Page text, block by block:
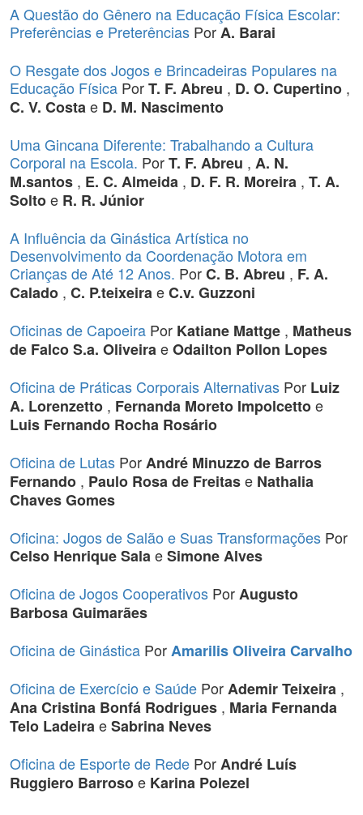
A Questão do Gênero na Educação Física Escolar:
Preferências e Preterências PorA. Barai
O Resgate dos Jogos e Brincadeiras Populares na
Educação Física PorT. F. Abreu , D. O. Cupertino ,
C. V. Costae D. M. Nascimento
Uma Gincana Diferente: Trabalhando a Cultura
Corporal na Escola. PorT. F. Abreu , A. N.
M.santos , E. C. Almeida , D. F. R. Moreira , T. A.
Soltoe R. R. Júnior
A Influência da Ginástica Artística no
Desenvolvimento da Coordenação Motora em
Crianças de Até 12 Anos. PorC. B. Abreu , F. A.
Calado , C. P.teixeiraeC.v. Guzzoni
Oficinas de Capoeira Por Katiane Mattge , Matheus
de Falco S.a. OliveiraeOdailton Pollon Lopes
Oficina de Práticas Corporais Alternativas Por Luiz
A. Lorenzetto , Fernanda Moreto Impolcettoe
Luis Fernando Rocha Rosário
Oficina de Lutas PorAndré Minuzzo de Barros
Fernando , Paulo Rosa de Freitase Nathalia
Chaves Gomes
Oficina: Jogos de Salão e Suas Transformações Por
Celso Henrique SalaeSimone Alves
Oficina de Jogos Cooperativos PorAugusto
Barbosa Guimarães
Oficina de Ginástica PorAmarilis Oliveira Carvalho
Oficina de Exercício e Saúde PorAdemir Teixeira ,
Ana Cristina Bonfá Rodrigues , Maria Fernanda
Telo LadeiraeSabrina Neves
Oficina de Esporte de Rede PorAndré Luís
Ruggiero Barrosoe Karina Polezel